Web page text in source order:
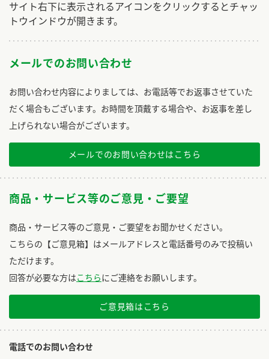
サイト右下に表示されるアイコンをクリックするとチャッ
トウインドウが開きます。
メールでのお問い合わせ
お問い合わせ内容によりましては、お電話等でお返事させていた
だく場合もございます。お時間を頂戴する場合や、お返事を差し
上げられない場合がございます。
メールでのお問い合わせはこちら
商品・サービス等のご意見・ご要望
商品・サービス等のご意見・ご要望をお聞かせください。
こちらの【ご意見箱】はメールアドレスと電話番号のみで投稿い
ただけます。
回答が必要な方はこちらにご連絡をお願いします。
ご意見箱はこちら
電話でのお問い合わせ